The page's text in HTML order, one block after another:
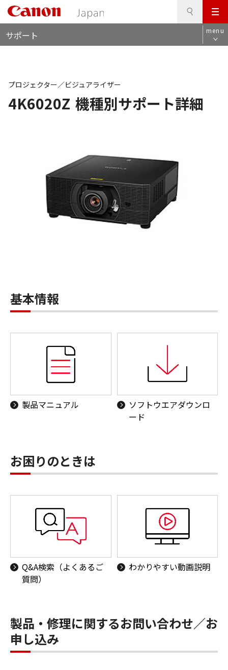
メ
ニ
ュ
サポート menu
4K6020Z 機種別サポート詳細
プロジェクター／ビジュアライザー
基本情報
製品マニュアル
ソフトウエアダウンロ
ード
お困りのときは
Q&A検索（よくあるご
質問）
わかりやすい動画説明
製品・修理に関するお問い合わせ／お
申し込み